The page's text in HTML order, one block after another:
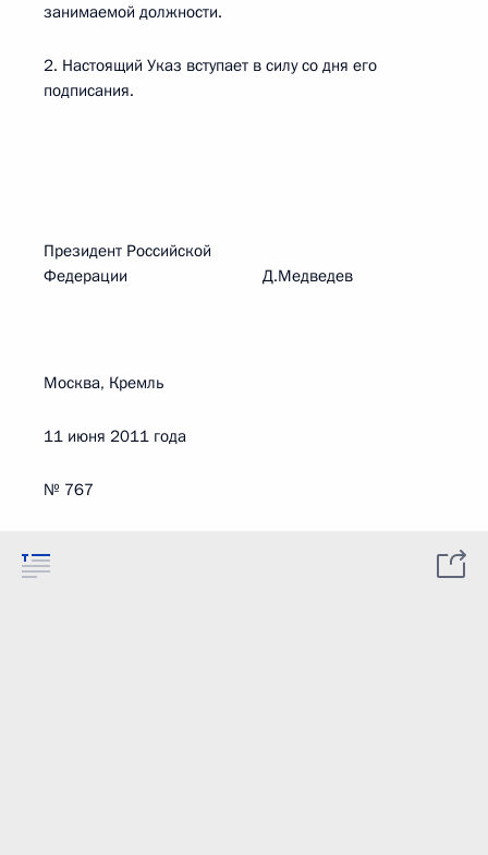
занимаемой должности.
2. Настоящий Указ вступает в силу со дня его
подписания.
Президент Российской
Федерации Д.Медведев
Москва, Кремль
11 июня 2011 года
№ 767